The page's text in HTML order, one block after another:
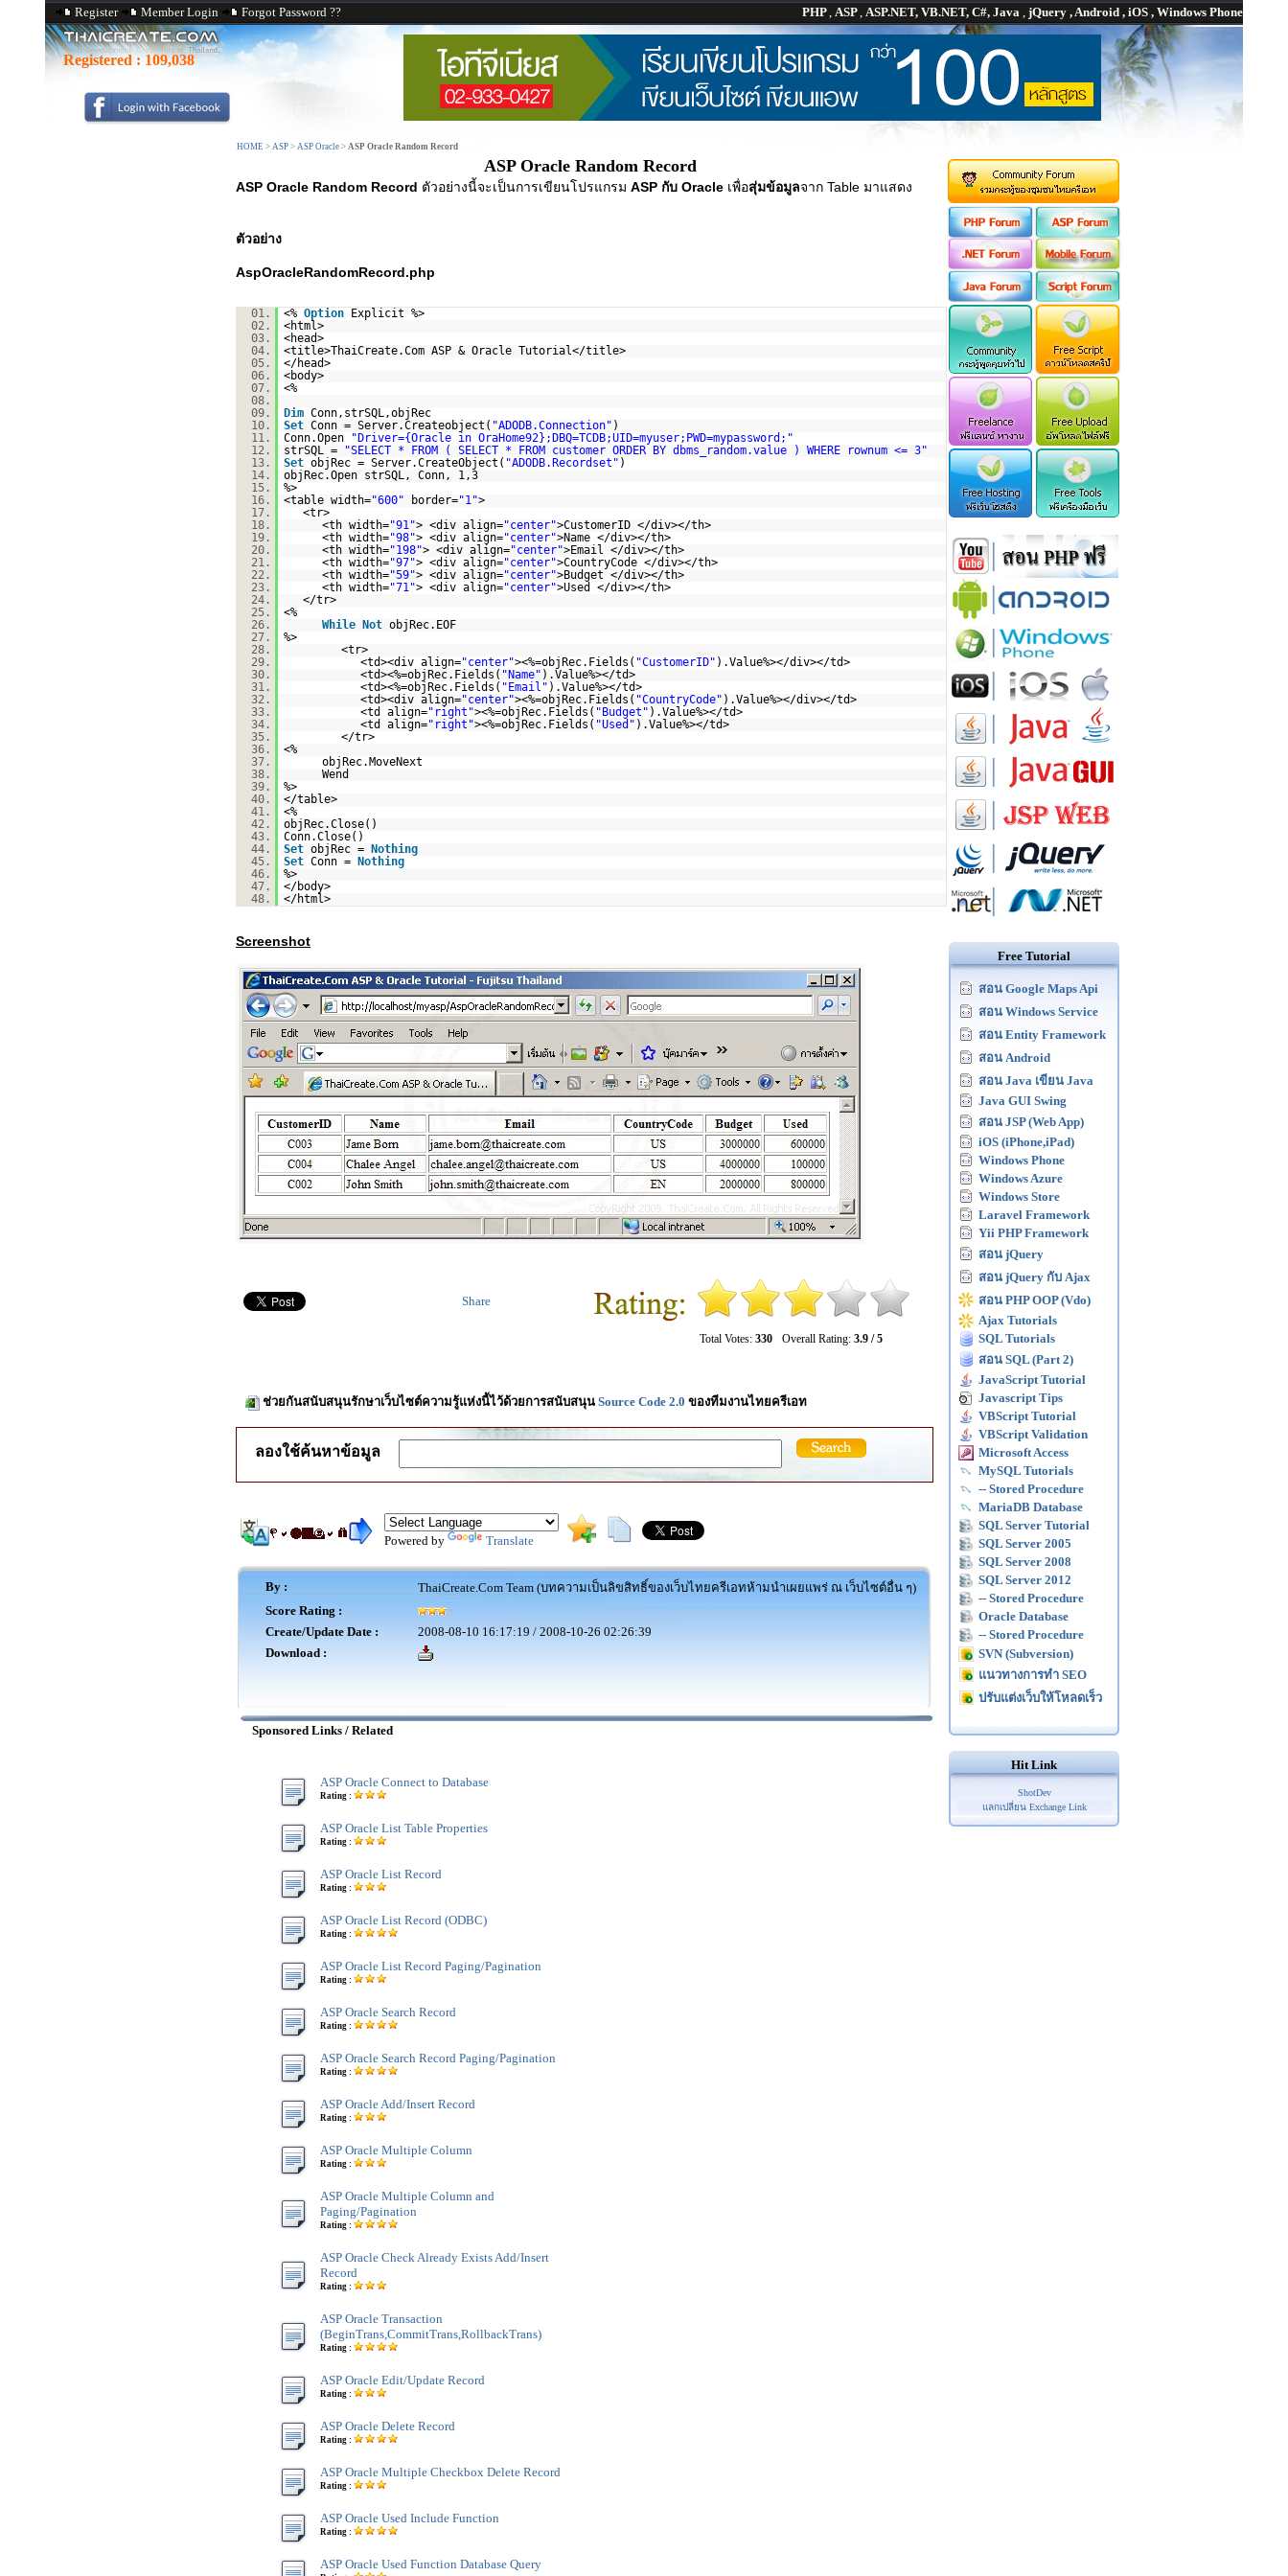
Register Member Login Forgot Password ?? PHP, ASP, ASP.NET, VB.NET, C#, Java , jQuery , Android , iOS , Windows Phone
Registered : 109,038
HOME > ASP > ASP Oracle > ASP Oracle Random Record
ASP Oracle Random Record
ASP Oracle Random Record ตัวอย่างนี้จะเป็นการเขียนโปรแกรม ASP กับ Oracle เพื่อสุ่มข้อมูลจาก Table มาแสดง
ตัวอย่าง
AspOracleRandomRecord.php
01. <% Option
Explicit %>
02.
<html>
03.
<head>
04.
<title>ThaiCreate.Com ASP & Oracle Tutorial</title>
05.
</head>
06.
<body>
07.
<%
08.
09.
Dim Conn,strSQL,objRec
10.
Set Conn = Server.Createobject( "ADODB.Connection" )
11.
Conn.Open
"Driver={Oracle in OraHome92};DBQ=TCDB;UID=myuser;PWD=mypassword;"
12.
strSQL =
"SELECT * FROM ( SELECT * FROM customer ORDER BY dbms_random.value ) WHERE rownum <= 3"
13.
Set objRec = Server.CreateObject( "ADODB.Recordset" )
14.
objRec.Open strSQL, Conn, 1,3
15.
%>
16.
<table width="600" border="1">
17.
<tr>
18.
<th width="91"> <div align="center">CustomerID </div></th>
19.
<th width="98"> <div align="center">Name </div></th>
20.
<th width="198"> <div align="center">Email </div></th>
21.
<th width="97"> <div align="center">CountryCode </div></th>
22.
<th width="59"> <div align="center">Budget </div></th>
23.
<th width="71"> <div align="center">Used </div></th>
24.
</tr>
25.
<%
26.
While Not objRec.EOF
27.
%>
28.
<tr>
29.
<td><div align="center"><%=objRec.Fields( "CustomerID" ).Value%></div></td>
30.
<td><%=objRec.Fields( "Name" ).Value%></td>
31.
<td><%=objRec.Fields( "Email" ).Value%></td>
32.
<td><div align="center"><%=objRec.Fields( "CountryCode" ).Value%></div></td>
33.
<td align="right"><%=objRec.Fields( "Budget" ).Value%></td>
34.
<td align="right"><%=objRec.Fields( "Used" ).Value%></td>
35.
</tr>
36.
<%
37.
objRec.MoveNext
38.
Wend
39.
%>
40.
</table>
41.
<%
42.
objRec.Close()
43.
Conn.Close()
44.
Set objRec =
Nothing
45.
Set Conn =
Nothing
46.
%>
47.
</body>
48.
</html>
Screenshot
Total Votes: 330 Overall Rating: 3.9 / 5
Share
ช่วยกันสนับสนุนรักษาเว็บไซต์ความรู้แห่งนี้ไว้ด้วยการสนับสนุน Source Code 2.0 ของทีมงานไทยครีเอท
ลองใช้ค้นหาข้อมูล
Powered by Translate
By :
ThaiCreate.Com Team (บทความเป็นลิขสิทธิ์ของเว็บไทยครีเอทห้ามนำเผยแพร่ ณ เว็บไซต์อื่น ๆ)
Score Rating :
Create/Update Date :
2008-08-10 16:17:19 / 2008-10-26 02:26:39
Download :
Sponsored Links / Related
ASP Oracle Connect to Database
Rating :
ASP Oracle List Table Properties
Rating :
ASP Oracle List Record
Rating :
ASP Oracle List Record (ODBC)
Rating :
ASP Oracle List Record Paging/Pagination
Rating :
ASP Oracle Search Record
Rating :
ASP Oracle Search Record Paging/Pagination
Rating :
ASP Oracle Add/Insert Record
Rating :
ASP Oracle Multiple Column
Rating :
ASP Oracle Multiple Column and
Paging/Pagination
Rating :
ASP Oracle Check Already Exists Add/Insert
Record
Rating :
ASP Oracle Transaction
(BeginTrans,CommitTrans,RollbackTrans)
Rating :
ASP Oracle Edit/Update Record
Rating :
ASP Oracle Delete Record
Rating :
ASP Oracle Multiple Checkbox Delete Record
Rating :
ASP Oracle Used Include Function
Rating :
ASP Oracle Used Function Database Query
Free Tutorial
สอน Google Maps Api
สอน Windows Service
สอน Entity Framework
สอน Android
สอน Java เขียน Java
Java GUI Swing
สอน JSP (Web App)
iOS (iPhone,iPad)
Windows Phone
Windows Azure
Windows Store
Laravel Framework
Yii PHP Framework
สอน jQuery
สอน jQuery กับ Ajax
สอน PHP OOP (Vdo)
Ajax Tutorials
SQL Tutorials
สอน SQL (Part 2)
JavaScript Tutorial
Javascript Tips
VBScript Tutorial
VBScript Validation
Microsoft Access
MySQL Tutorials
-- Stored Procedure
MariaDB Database
SQL Server Tutorial
SQL Server 2005
SQL Server 2008
SQL Server 2012
-- Stored Procedure
Oracle Database
-- Stored Procedure
SVN (Subversion)
แนวทางการทำ SEO
ปรับแต่งเว็บให้โหลดเร็ว
Hit Link
ShotDev
แลกเปลี่ยน Exchange Link